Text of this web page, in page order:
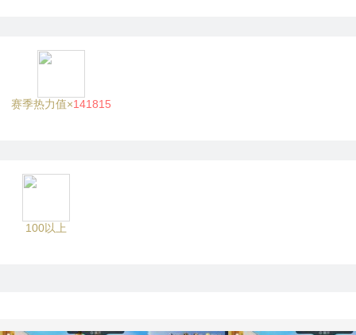
赛季热力值×141815
100以上